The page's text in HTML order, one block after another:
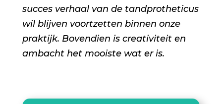
succes verhaal van de tandprotheticus
wil blijven voortzetten binnen onze
praktijk. Bovendien is creativiteit en
ambacht het mooiste wat er is.